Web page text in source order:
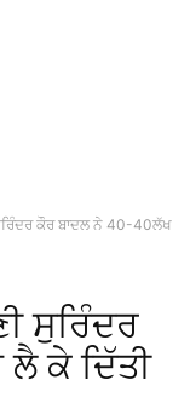
ਕੌਰ ਬਾਦਲ ਨੇ 40-40ਲੱਖ
ਸੁਰਿੰਦਰ
ਕੇ ਦਿੱਤੀ